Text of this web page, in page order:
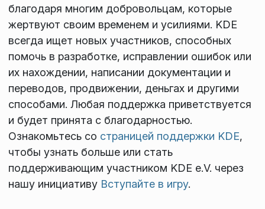
благодаря многим добровольцам, которые
жертвуют своим временем и усилиями. KDE
всегда ищет новых участников, способных
помочь в разработке, исправлении ошибок или
их нахождении, написании документации и
переводов, продвижении, деньгах и другими
способами. Любая поддержка приветствуется
и будет принята с благодарностью.
Ознакомьтесь со страницей поддержки KDE,
чтобы узнать больше или стать
поддерживающим участником KDE e.V. через
нашу инициативу Вступайте в игру.